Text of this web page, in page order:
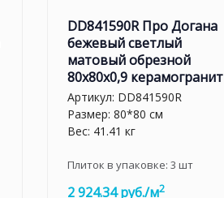
DD841590R Про Догана
бежевый светлый
матовый обрезной
80x80x0,9 керамогранит
Артикул: DD841590R
Размер: 80*80 см
Вес: 41.41 кг
Плиток в упаковке: 3 шт
2 924.34 руб./м2